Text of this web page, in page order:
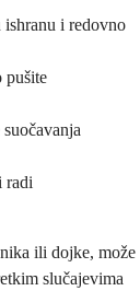
ishranu i redovno
pušite
radi
ili dojke, može
slučajevima